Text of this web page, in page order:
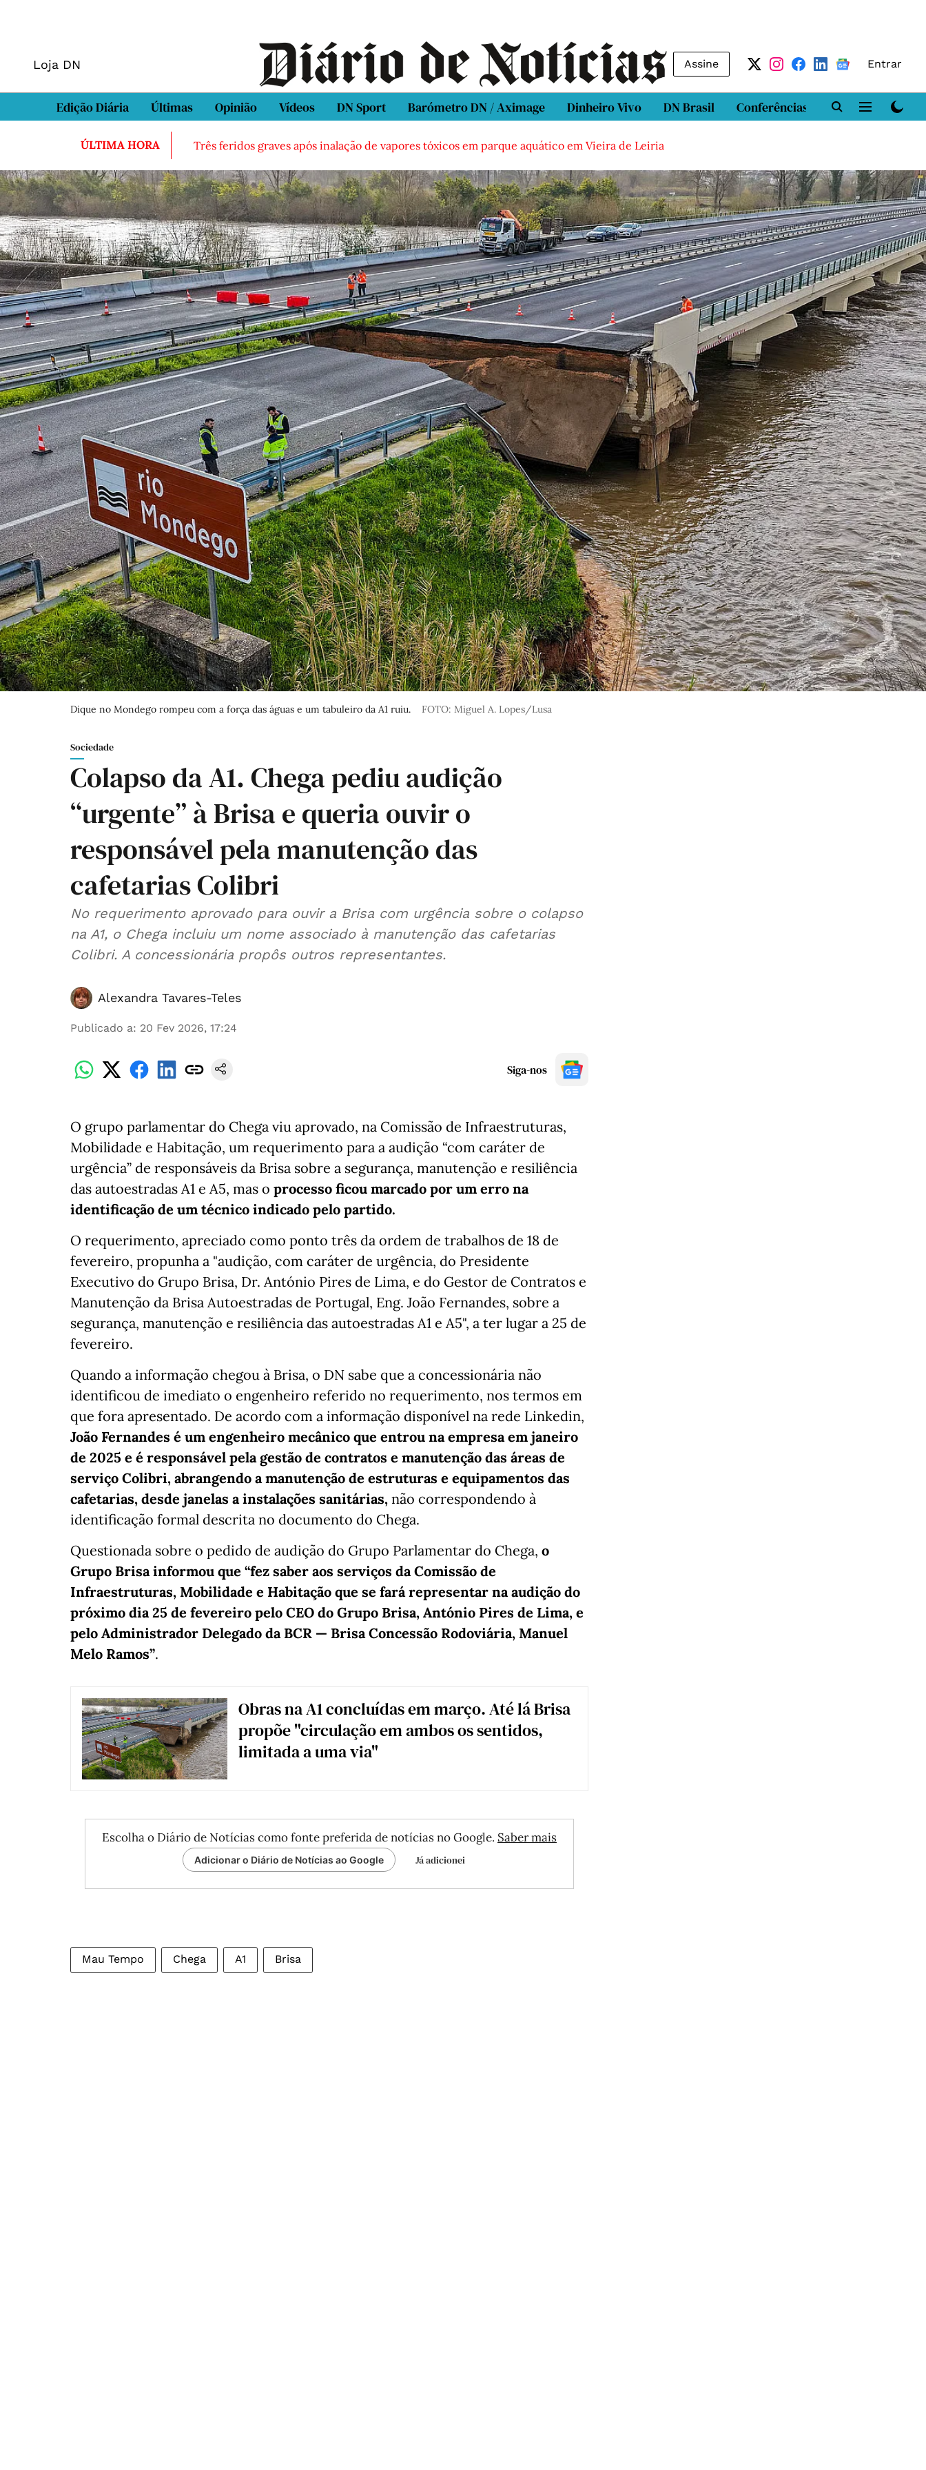
Loja DN Assine Entrar
Edição Diária Últimas Opinião Vídeos DN Sport Barómetro DN / Aximage Dinheiro Vivo DN Brasil Conferências DN LAB
ÚLTIMA HORA Três feridos graves após inalação de vapores tóxicos em parque aquático em Vieira de Leiria
Dique no Mondego rompeu com a força das águas e um tabuleiro da A1 ruiu. FOTO: Miguel A. Lopes/Lusa
Sociedade
Colapso da A1. Chega pediu audição
“urgente” à Brisa e queria ouvir o
responsável pela manutenção das
cafetarias Colibri
No requerimento aprovado para ouvir a Brisa com urgência sobre o colapso
na A1, o Chega incluiu um nome associado à manutenção das cafetarias
Colibri. A concessionária propôs outros representantes.
Alexandra Tavares-Teles
Publicado a: 20 Fev 2026, 17:24
Siga-nos
O grupo parlamentar do Chega viu aprovado, na Comissão de Infraestruturas,
Mobilidade e Habitação, um requerimento para a audição “com caráter de
urgência” de responsáveis da Brisa sobre a segurança, manutenção e resiliência
das autoestradas A1 e A5, mas o processo ficou marcado por um erro na
identificação de um técnico indicado pelo partido.
O requerimento, apreciado como ponto três da ordem de trabalhos de 18 de
fevereiro, propunha a "audição, com caráter de urgência, do Presidente
Executivo do Grupo Brisa, Dr. António Pires de Lima, e do Gestor de Contratos e
Manutenção da Brisa Autoestradas de Portugal, Eng. João Fernandes, sobre a
segurança, manutenção e resiliência das autoestradas A1 e A5", a ter lugar a 25 de
fevereiro.
Quando a informação chegou à Brisa, o DN sabe que a concessionária não
identificou de imediato o engenheiro referido no requerimento, nos termos em
que fora apresentado. De acordo com a informação disponível na rede Linkedin,
João Fernandes é um engenheiro mecânico que entrou na empresa em janeiro
de 2025 e é responsável pela gestão de contratos e manutenção das áreas de
serviço Colibri, abrangendo a manutenção de estruturas e equipamentos das
cafetarias, desde janelas a instalações sanitárias, não correspondendo à
identificação formal descrita no documento do Chega.
Questionada sobre o pedido de audição do Grupo Parlamentar do Chega, o
Grupo Brisa informou que “fez saber aos serviços da Comissão de
Infraestruturas, Mobilidade e Habitação que se fará representar na audição do
próximo dia 25 de fevereiro pelo CEO do Grupo Brisa, António Pires de Lima, e
pelo Administrador Delegado da BCR — Brisa Concessão Rodoviária, Manuel
Melo Ramos”.
Obras na A1 concluídas em março. Até lá Brisa
propõe "circulação em ambos os sentidos,
limitada a uma via"
Escolha o Diário de Notícias como fonte preferida de notícias no Google. Saber mais
Adicionar o Diário de Notícias ao Google Já adicionei
Mau Tempo Chega A1 Brisa